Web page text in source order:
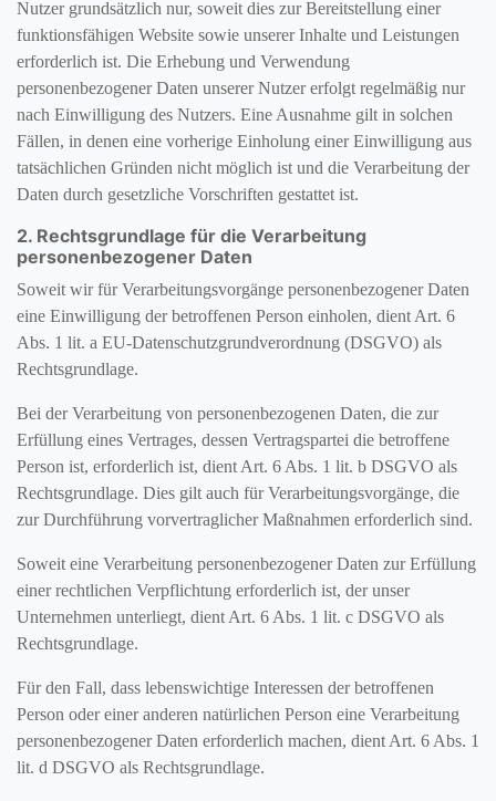
Nutzer grundsätzlich nur, soweit dies zur Bereitstellung einer
funktionsfähigen Website sowie unserer Inhalte und Leistungen
erforderlich ist. Die Erhebung und Verwendung
personenbezogener Daten unserer Nutzer erfolgt regelmäßig nur
nach Einwilligung des Nutzers. Eine Ausnahme gilt in solchen
Fällen, in denen eine vorherige Einholung einer Einwilligung aus
tatsächlichen Gründen nicht möglich ist und die Verarbeitung der
Daten durch gesetzliche Vorschriften gestattet ist.
2. Rechtsgrundlage für die Verarbeitung
personenbezogener Daten
Soweit wir für Verarbeitungsvorgänge personenbezogener Daten
eine Einwilligung der betroffenen Person einholen, dient Art. 6
Abs. 1 lit. a EU-Datenschutzgrundverordnung (DSGVO) als
Rechtsgrundlage.
Bei der Verarbeitung von personenbezogenen Daten, die zur
Erfüllung eines Vertrages, dessen Vertragspartei die betroffene
Person ist, erforderlich ist, dient Art. 6 Abs. 1 lit. b DSGVO als
Rechtsgrundlage. Dies gilt auch für Verarbeitungsvorgänge, die
zur Durchführung vorvertraglicher Maßnahmen erforderlich sind.
Soweit eine Verarbeitung personenbezogener Daten zur Erfüllung
einer rechtlichen Verpflichtung erforderlich ist, der unser
Unternehmen unterliegt, dient Art. 6 Abs. 1 lit. c DSGVO als
Rechtsgrundlage.
Für den Fall, dass lebenswichtige Interessen der betroffenen
Person oder einer anderen natürlichen Person eine Verarbeitung
personenbezogener Daten erforderlich machen, dient Art. 6 Abs. 1
lit. d DSGVO als Rechtsgrundlage.